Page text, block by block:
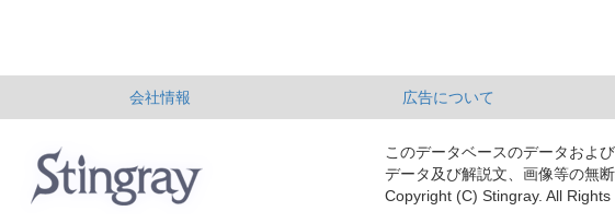
会社情報 広告について
このデータベースのデータおよ
データ及び解説文、画像等の無
Copyright (C) Stingray. All Rights